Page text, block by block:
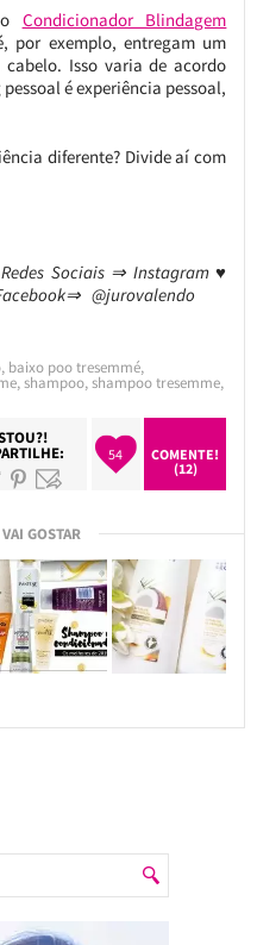
Condicionador Blindagem
por exemplo, entregam um
Isso varia de acordo
é experiência pessoal,
diferente? Divide aí com
Sociais ⇒ Instagram ♥
@jurovalendo
, baixo poo tresemmé,
,shampoo,shampoo tresemme,
54
COMENTE!
(12)
GOSTAR